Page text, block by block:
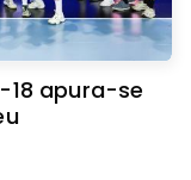
18 apura-se